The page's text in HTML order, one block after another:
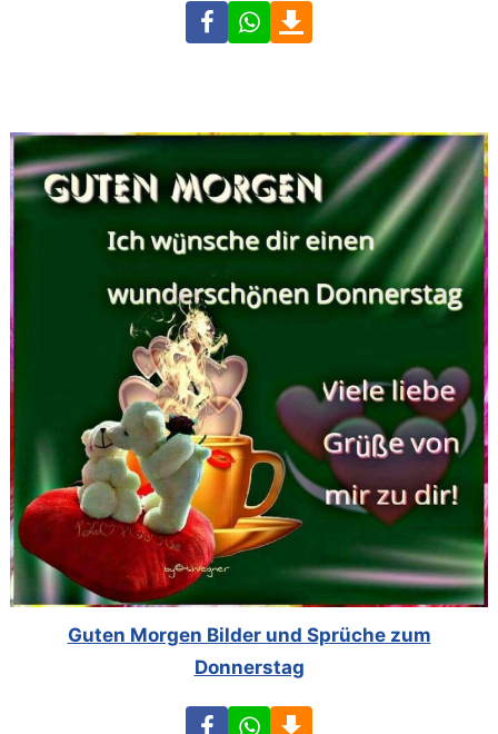
FacebookWhatsApp
Guten Morgen Bilder und Sprüche zum
Donnerstag
FacebookWhatsApp